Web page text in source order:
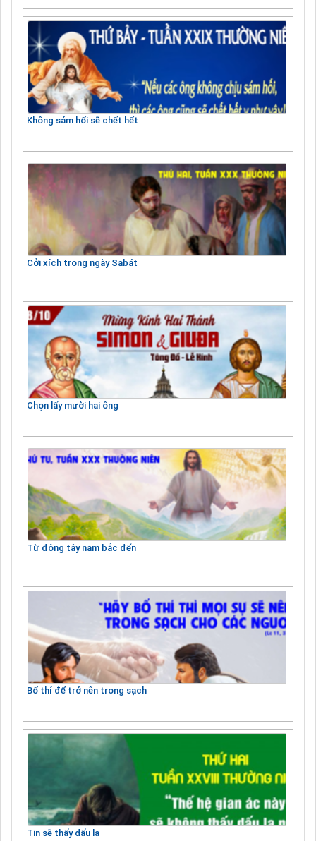
Không sám hối sẽ chết hết
Cởi xích trong ngày Sabát
Chọn lấy mười hai ông
Từ đông tây nam bắc đến
Bố thí để trở nên trong sạch
Tin sẽ thấy dấu lạ